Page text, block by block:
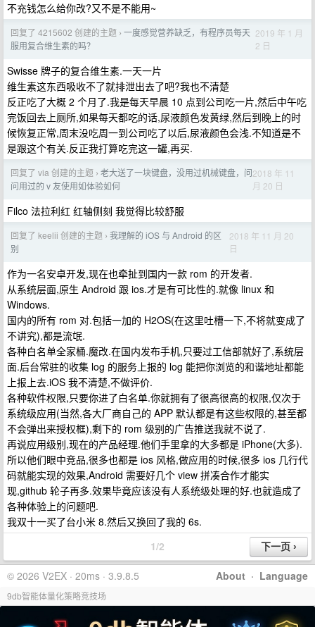
不充钱怎么给你改?又不是不能用~
回复了 4215602 创建的主题 › 一度感觉营养缺乏，有程序员每天
服用复合维生素的吗？
2019 年 1 月
2 日
Swisse 牌子的复合维生素.一天一片
维生素这东西吸收不了就排泄出去了吧?我也不清楚
反正吃了大概 2 个月了.我是每天早晨 10 点到公司吃一片,然后中午吃
完饭回去上厕所,如果每天都吃的话,尿液颜色发黄绿,然后到晚上的时
候恢复正常,周末没吃周一到公司吃了以后,尿液颜色会浅.不知道是不
是跟这个有关.反正我打算吃完这一罐,再买.
回复了 via 创建的主题 › 老大送了一块键盘，没用过机械键盘，问
问用过的 v 友使用如体验如何
2018 年 11
月 20 日
Filco 法拉利红 红轴侧刻 我觉得比较舒服
回复了 keelii 创建的主题 › 我理解的 iOS 与 Android 的区
别
2018 年 11 月 20
日
作为一名安卓开发,现在也牵扯到国内一款 rom 的开发者.
从系统层面,原生 Android 跟 ios.才是有可比性的.就像 linux 和
Windows.
国内的所有 rom 对.包括一加的 H2OS(在这里吐槽一下,不将就变成了
不讲究),都是流氓.
各种白名单全家桶.魔改.在国内发布手机,只要过工信部就好了,系统层
面.后台常驻的收集 log 的服务上报的 log 能把你浏览的和谐地址都能
上报上去.iOS 我不清楚,不做评价.
各种软件权限,只要你进了白名单.你就拥有了很高很高的权限,仅次于
系统级应用(当然,各大厂商自己的 APP 默认都是有这些权限的,甚至都
不会弹出来授权框),剩下的 rom 级别的广告推送我就不说了.
再说应用级别,现在的产品经理.他们手里拿的大多都是 iPhone(大多).
所以他们眼中竞品,很多也都是 ios 风格,做应用的时候,很多 ios 几行代
码就能实现的效果,Android 需要好几个 view 拼凑合作才能实
现,github 轮子再多.效果毕竟应该没有人系统级处理的好.也就造成了
各种体验上的问题吧.
我双十一买了台小米 8.然后又换回了我的 6s.
1/2
About · Language
© 2026 V2EX · 20ms · 3.9.8.5
9db智能体量化策略竞技场